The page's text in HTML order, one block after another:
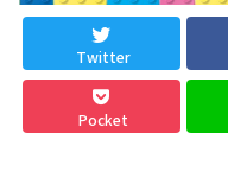
Twitter
Pocket